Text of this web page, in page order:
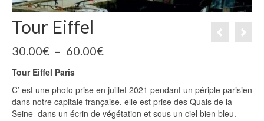
Tour Eiffel
30.00€ – 60.00€Plage
30.00€
à
60.00€
Tour Eiffel Paris
C’ est une photo prise en juillet 2021 pendant un périple parisien
dans notre capitale française. elle est prise des Quais de la
Seine dans un écrin de végétation et sous un ciel bien bleu.